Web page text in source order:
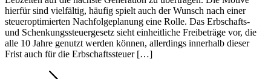
hierfür sind vielfältig, häufig spielt auch der Wunsch nach einer
steueroptimierten Nachfolgeplanung eine Rolle. Das Erbschafts-
und Schenkungssteuergesetz sieht einheitliche Freibeträge vor, die
alle 10 Jahre genutzt werden können, allerdings innerhalb dieser
Frist auch für die Erbschaftssteuer […]